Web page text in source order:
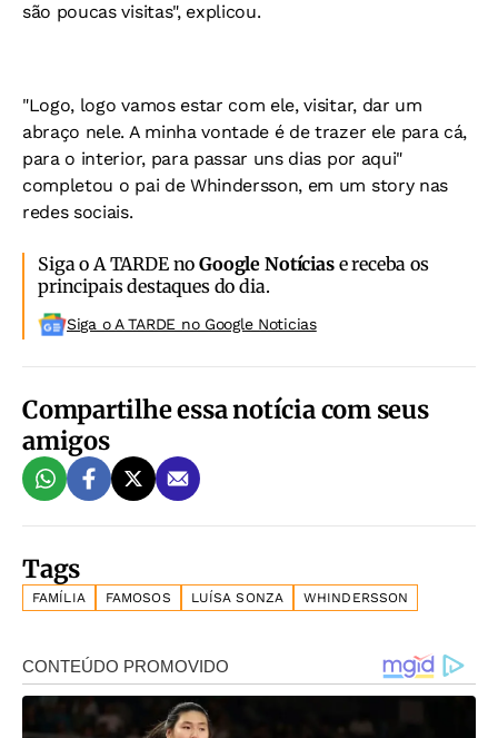
são poucas visitas", explicou.
"Logo, logo vamos estar com ele, visitar, dar um
abraço nele. A minha vontade é de trazer ele para cá,
para o interior, para passar uns dias por aqui"
completou o pai de Whindersson, em um story nas
redes sociais.
Siga o A TARDE noGoogle Notíciase receba os
principais destaques do dia.
Siga o A TARDE no Google Noticias
Compartilhe essa notícia com seus
amigos
Tags
FAMÍLIA FAMOSOS LUÍSA SONZA WHINDERSSON